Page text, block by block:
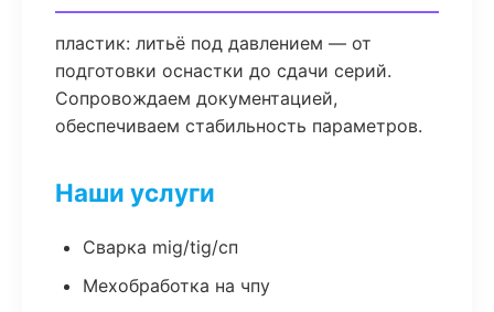
пластик: литьё под давлением — от
подготовки оснастки до сдачи серий.
Сопровождаем документацией,
обеспечиваем стабильность параметров.
Наши услуги
Сварка mig/tig/сп
Мехобработка на чпу